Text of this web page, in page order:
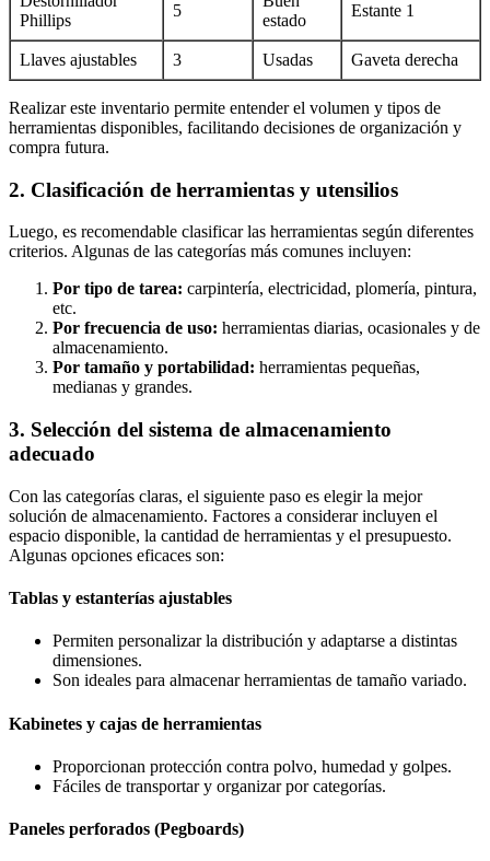
Phillips
5
estado
Estante 1
Llaves ajustables 3 Usadas Gaveta derecha
Realizar este inventario permite entender el volumen y tipos de
herramientas disponibles, facilitando decisiones de organización y
compra futura.
2. Clasificación de herramientas y utensilios
Luego, es recomendable clasificar las herramientas según diferentes
criterios. Algunas de las categorías más comunes incluyen:
Por tipo de tarea: carpintería, electricidad, plomería, pintura,
etc.
Por frecuencia de uso: herramientas diarias, ocasionales y de
almacenamiento.
Por tamaño y portabilidad: herramientas pequeñas,
medianas y grandes.
3. Selección del sistema de almacenamiento
adecuado
Con las categorías claras, el siguiente paso es elegir la mejor
solución de almacenamiento. Factores a considerar incluyen el
espacio disponible, la cantidad de herramientas y el presupuesto.
Algunas opciones eficaces son:
Tablas y estanterías ajustables
Permiten personalizar la distribución y adaptarse a distintas
dimensiones.
Son ideales para almacenar herramientas de tamaño variado.
Kabinetes y cajas de herramientas
Proporcionan protección contra polvo, humedad y golpes.
Fáciles de transportar y organizar por categorías.
Paneles perforados (Pegboards)